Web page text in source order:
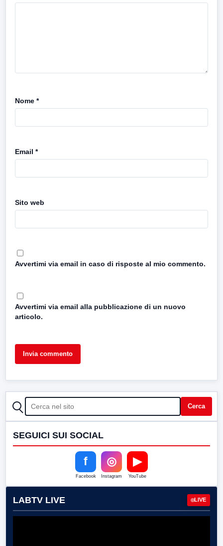
Nome *
Email *
Sito web
Avvertimi via email in caso di risposte al mio commento.
Avvertimi via email alla pubblicazione di un nuovo
articolo.
CERCA Cerca
SEGUICI SUI SOCIAL
f
Facebook
◎
Instagram
▶
YouTube
LABTV LIVE LIVE